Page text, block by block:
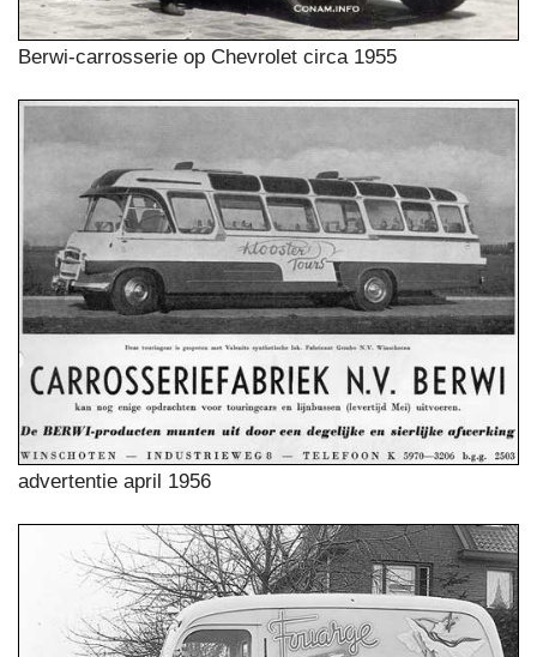
Berwi-carrosserie op Chevrolet circa 1955
advertentie april 1956